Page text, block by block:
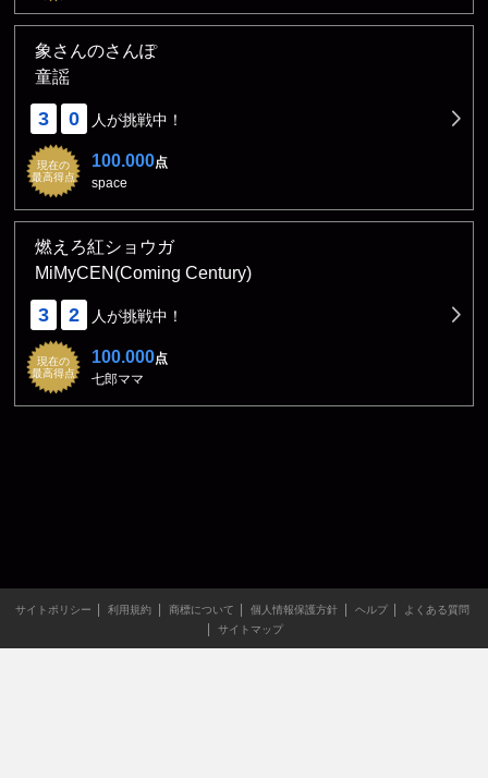
象さんのさんぽ
童謡
3 0 人が挑戦中！
現在の
最高得点
100.000点
space
燃えろ紅ショウガ
MiMyCEN(Coming Century)
3 2 人が挑戦中！
現在の
最高得点
100.000点
七郎ママ
サイトポリシー 利用規約 商標について 個人情報保護方針 ヘルプ
よくある質問
サイトマップ